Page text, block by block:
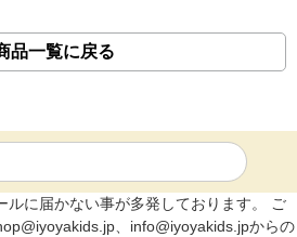
品一覧に戻る
ルに届かない事が多発しております。 ご
、info@iyoyakids.jpからの